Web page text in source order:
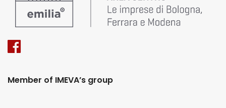
Member of IMEVA’s group